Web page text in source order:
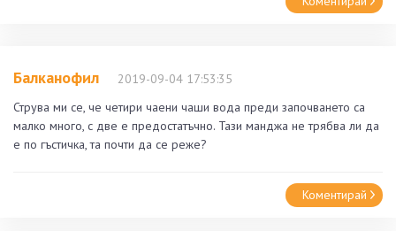
Балканофил
2019-09-04 17:53:35
Струва ми се, че четири чаени чаши вода преди започването са
малко много, с две е предостатъчно. Тази манджа не трябва ли да
е по гъстичка, та почти да се реже?
Коментирай